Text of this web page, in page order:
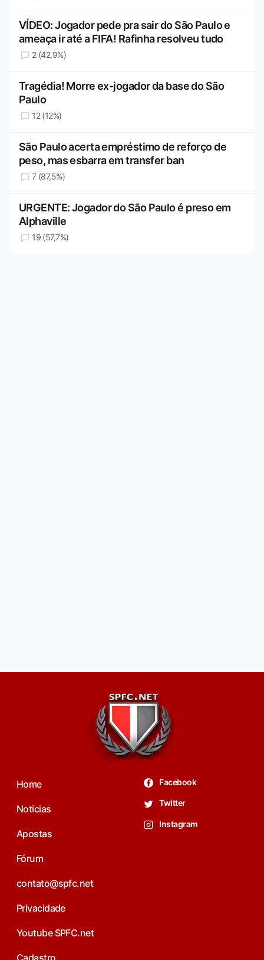
VÍDEO: Jogador pede pra sair do São Paulo e
ameaça ir até a FIFA! Rafinha resolveu tudo
2 (42,9%)
Tragédia! Morre ex-jogador da base do São
Paulo
12 (12%)
São Paulo acerta empréstimo de reforço de
peso, mas esbarra em transfer ban
7 (87,5%)
URGENTE: Jogador do São Paulo é preso em
Alphaville
19 (57,7%)
Home
Noticias
Apostas
Fórum
contato@spfc.net
Privacidade
Youtube SPFC.net
Facebook
Twitter
Instagram